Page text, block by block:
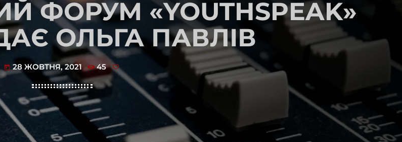
«YOUTHSPEAK»
ОЛЬГА ПАВЛІВ
today 28 ЖОВТНЯ, 2021 45